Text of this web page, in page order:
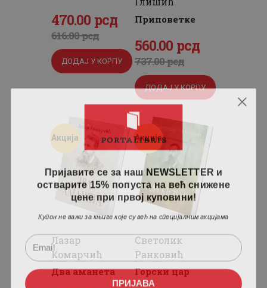
616.00рсд
Оригинална
цена
је
била:
616.
0
рсд.
470.00 рсд
Тренутна
цена
је:
470.
0
рсд.
ДОДАЈ У КОРПУ
Приповетке
737.00рсд
Оригинална
цена
је
била:
737.
0
0
рсд.
560.00 рсд
Тренутна
цена
је:
560.
0
0
рсд.
ДОДАЈ У КОРПУ
Акција
Лазар
Комарчић
Два аманета
Акција
Светолик
Ранковић
Горски цар
Пријавите се за наш NEWSLETTER и
остварите 15% попуста на већ снижене
цене при првој куповини!
Купон не важи за књиге које су већ на специјалним акцијама
ПРИЈАВА